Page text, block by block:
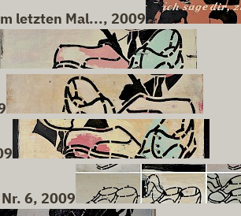
letzten Mal..., 2009
6, 2009